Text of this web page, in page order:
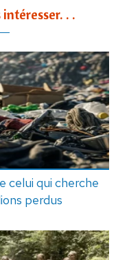
. .
celui qui cherche
perdus